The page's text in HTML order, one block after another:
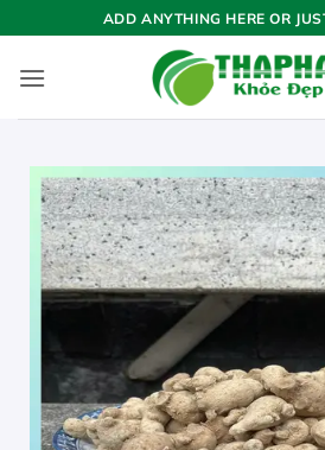
qua
nội
ADD ANYTHING HERE OR